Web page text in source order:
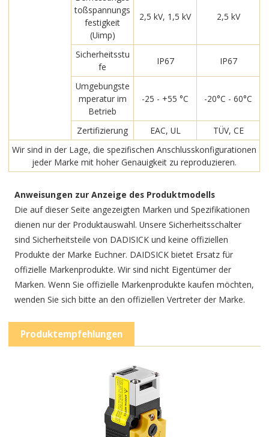
toßspannungs
festigkeit
(Uimp)
2,5 kV, 1,5 kV 2,5 kV
Sicherheitsstu
fe
IP67 IP67
Umgebungste
mperatur im
Betrieb
-25 - +55 °C -20°C - 60°C
Zertifizierung EAC, UL
TÜV, CE
Wir sind in der Lage, die spezifischen Anschlusskonfigurationen
jeder Marke mit hoher Genauigkeit zu reproduzieren.
Anweisungen zur Anzeige des Produktmodells
Die auf dieser Seite angezeigten Marken und Spezifikationen
dienen nur der Produktauswahl. Unsere Sicherheitsschalter
sind Sicherheitsteile von DADISICK und keine offiziellen
Produkte der Marke Euchner. DAIDSICK bietet Ersatz für
offizielle Markenprodukte. Wir sind nicht Eigentümer der
Marken. Wenn Sie offizielle Markenprodukte kaufen möchten,
wenden Sie sich bitte an den offiziellen Vertreter der Marke.
Produktempfehlungen